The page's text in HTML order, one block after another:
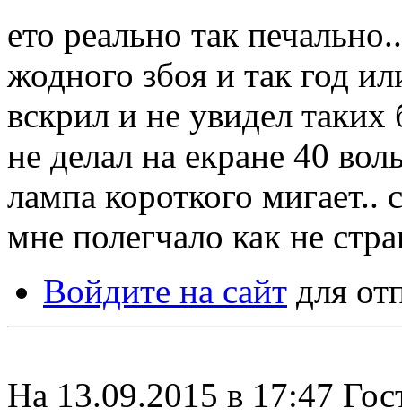
ето реально так
жодного збоя и так год
вскрил и не увидел
не делал на екране 40
лампа короткого мигает..
мне полегчало как не
Войдите на сайт для
На 13.09.2015 в 17:47